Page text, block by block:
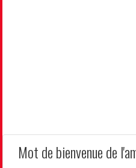
Mot de bienvenue de